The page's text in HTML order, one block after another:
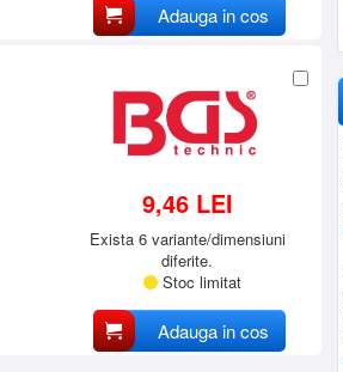
Adauga in cos
9,46 LEI
Exista 6 variante/dimensiuni
diferite.
Stoc limitat
Adauga in cos